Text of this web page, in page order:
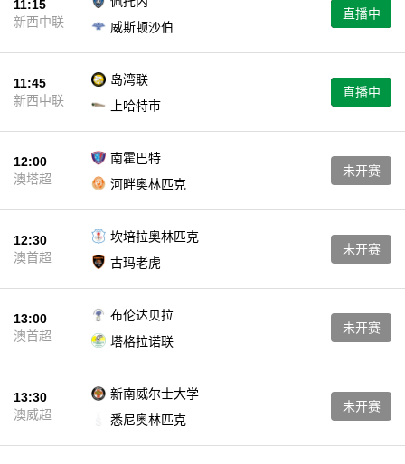
11:15
新西中联
威斯顿沙伯
直播中
11:45
新西中联
岛湾联
上哈特市
直播中
12:00
澳塔超
南霍巴特
河畔奥林匹克
未开赛
12:30
澳首超
坎培拉奥林匹克
古玛老虎
未开赛
13:00
澳首超
布伦达贝拉
塔格拉诺联
未开赛
13:30
澳威超
新南威尔士大学
悉尼奥林匹克
未开赛